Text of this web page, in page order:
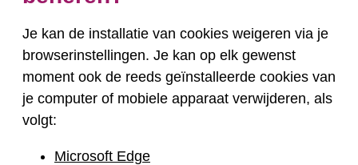
Je kan de installatie van cookies weigeren via je
browserinstellingen. Je kan op elk gewenst
moment ook de reeds geïnstalleerde cookies van
je computer of mobiele apparaat verwijderen, als
volgt:
Microsoft Edge